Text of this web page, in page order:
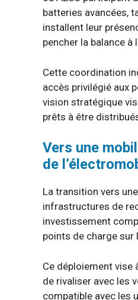
batteries avancées,
installent leur
pencher la balance à
Cette coordination
accès privilégié aux
vision stratégique
prêts à être
Vers une
de
La transition vers
infrastructures de
investissement
points de charge sur
Ce déploiement vise
de rivaliser avec les
compatible avec les